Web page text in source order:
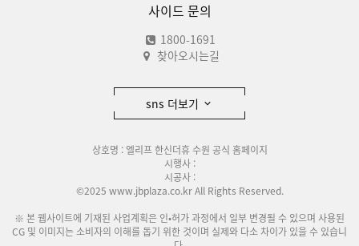
사이드 문의
1800-1691
찾아오시는길
sns 더보기
상호명 : 엘리프 한신더휴 수원 공식 홈페이지
시행사 :
시공사 :
©2025 www.jbplaza.co.kr All Rights Reserved.
※ 본 웹사이트에 기재된 사업계획은 인•허가 과정에서 일부 변경될 수 있으며 사용된
CG 및 이미지는 소비자의 이해를 돕기 위한 것이며 실제와 다소 차이가 있을 수 있습니